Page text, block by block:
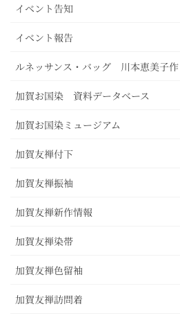
イベント告知
イベント報告
ルネッサンス・バッグ 川本恵美子作
加賀お国染 資料データベース
加賀お国染ミュージアム
加賀友禅付下
加賀友禅振袖
加賀友禅新作情報
加賀友禅染帯
加賀友禅色留袖
加賀友禅訪問着